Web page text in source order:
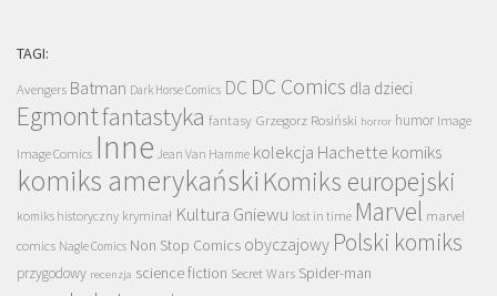
TAGI:
Avengers Batman Dark Horse Comics DC DC Comics dla dzieci
Egmontfantastyka fantasy Grzegorz Rosiński horror humor Image
Image Comics Inne Jean Van Hamme kolekcja Hachette komiks
komiks amerykański Komiks europejski
komiks historyczny kryminał Kultura Gniewu lost in time Marvel marvel
comics Nagle Comics Non Stop Comics obyczajowy Polski komiks
przygodowy recenzja science fiction Secret Wars Spider-man